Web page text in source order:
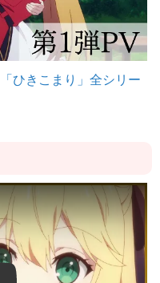
「ひきこまり」全シリー